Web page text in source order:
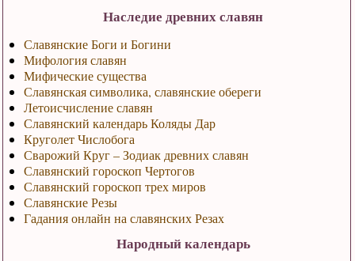
Наследие древних славян
Славянские Боги и Богини
Мифология славян
Мифические существа
Славянская символика, славянские обереги
Летоисчисление славян
Славянский календарь Коляды Дар
Круголет Числобога
Сварожий Круг – Зодиак древних славян
Славянский гороскоп Чертогов
Славянский гороскоп трех миров
Славянские Резы
Гадания онлайн на славянских Резах
Народный календарь